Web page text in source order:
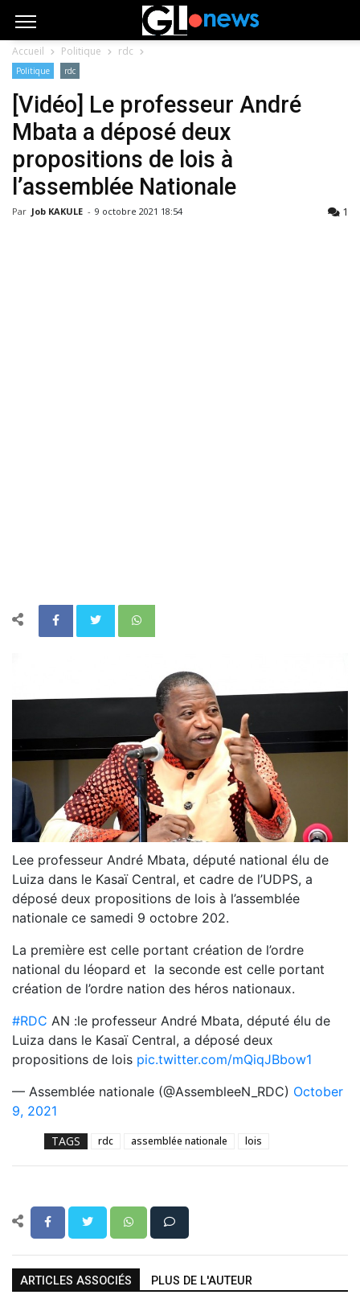
Accueil Politique rdc
Politique rdc
[Vidéo] Le professeur André
Mbata a déposé deux
propositions de lois à
l’assemblée Nationale
Par Job KAKULE - 9 octobre 2021 18:54 1
Lee professeur André Mbata, député national élu de
Luiza dans le Kasaï Central, et cadre de l’UDPS, a
déposé deux propositions de lois à l’assemblée
nationale ce samedi 9 octobre 202.
La première est celle portant création de l’ordre
national du léopard et la seconde est celle portant
création de l’ordre nation des héros nationaux.
#RDC AN :le professeur André Mbata, député élu de
Luiza dans le Kasaï Central, a déposé deux
propositions de lois pic.twitter.com/mQiqJBbow1
— Assemblée nationale (@AssembleeN_RDC) October
9, 2021
TAGS rdc assemblée nationale lois
ARTICLES ASSOCIÉS PLUS DE L'AUTEUR